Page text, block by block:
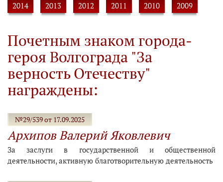
2014
2013 2012 2011 2010 2009
Почетным знаком города-
героя Волгограда "За
верность Отечеству"
награждены:
№29/539 от 17.09.2025
Архипов Валерий Яковлевич
За заслуги в государственной и общественной
деятельности, активную благотворительную деятельность